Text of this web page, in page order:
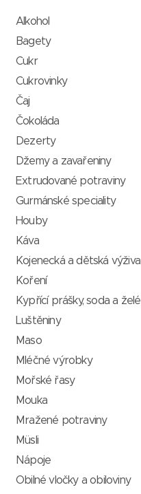
Alkohol
Bagety
Cukr
Cukrovinky
Čaj
Čokoláda
Dezerty
Džemy a zavařeniny
Extrudované potraviny
Gurmánské speciality
Houby
Káva
Kojenecká a dětská výživa
Koření
Kypřící prášky, soda a želé
Luštěniny
Maso
Mléčné výrobky
Mořské řasy
Mouka
Mražené potraviny
Müsli
Nápoje
Obilné vločky a obiloviny